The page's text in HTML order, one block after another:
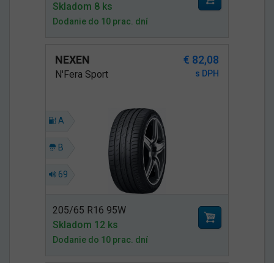
Skladom 8 ks
Dodanie do 10 prac. dní
NEXEN € 82,08
N'Fera Sport s DPH
A
B
69
205/65 R16 95W
Skladom 12 ks
Dodanie do 10 prac. dní